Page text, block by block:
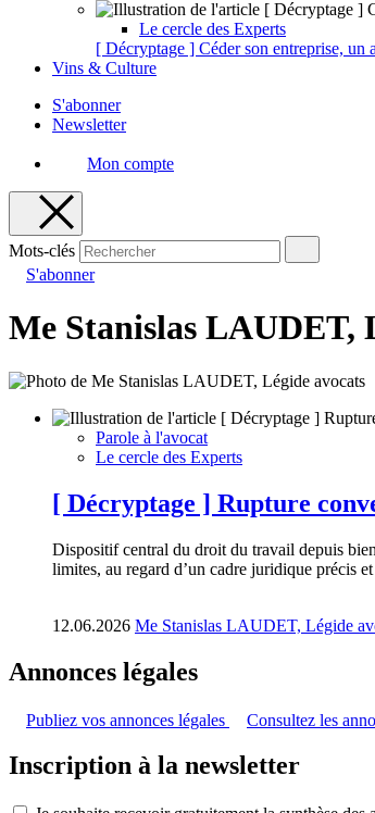
Le cercle des Experts
[ Décryptage ] Céder son entreprise, un
Vins & Culture
S'abonner
Newsletter
Mon compte
Mots-clés
S'abonner
Me Stanislas LAUDET,
Parole à l'avocat
Le cercle des Experts
[ Décryptage ] Rupture
Dispositif central du droit du travail depuis
limites, au regard d’un cadre juridique précis
12.06.2026 Me Stanislas LAUDET, Légide
Annonces légales
Publiez vos annonces légales Consultez les
Inscription à la newsletter